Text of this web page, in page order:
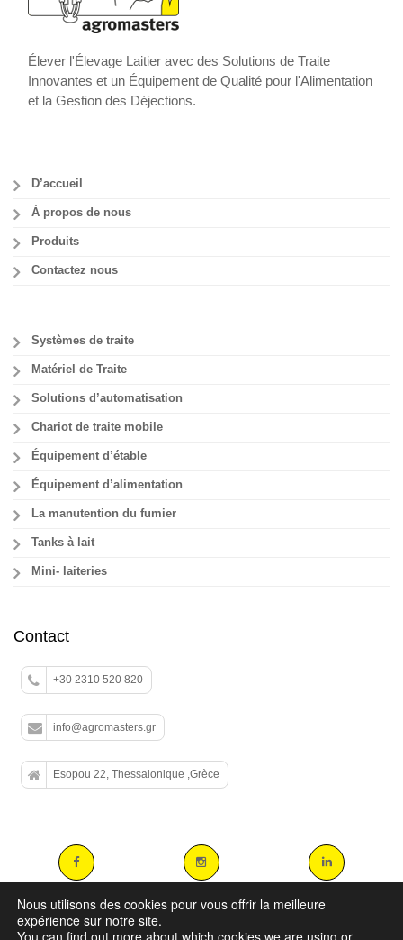
Élever l'Élevage Laitier avec des Solutions de Traite
Innovantes et un Équipement de Qualité pour l'Alimentation
et la Gestion des Déjections.
D’accueil
À propos de nous
Produits
Contactez nous
Systèmes de traite
Matériel de Traite
Solutions d’automatisation
Chariot de traite mobile
Équipement d’étable
Équipement d’alimentation
La manutention du fumier
Tanks à lait
Mini- laiteries
Contact
+30 2310 520 820
info@agromasters.gr
Esopou 22, Thessalonique ,Grèce
Nous utilisons des cookies pour vous offrir la meilleure
expérience sur notre site.
You can find out more about which cookies we are using or